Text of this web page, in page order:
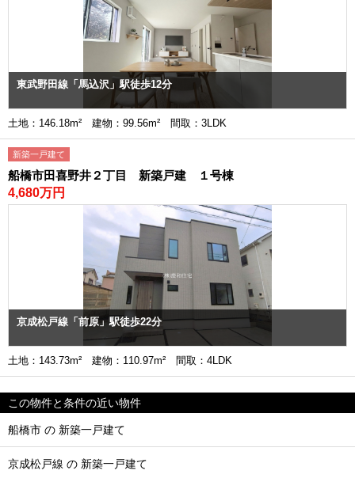
東武野田線「馬込沢」駅徒歩12分
土地：146.18m² 建物：99.56m² 間取：3LDK
新築一戸建て
船橋市田喜野井２丁目 新築戸建 １号棟
4,680万円
京成松戸線「前原」駅徒歩22分
土地：143.73m² 建物：110.97m² 間取：4LDK
この物件と条件の近い物件
船橋市 の 新築一戸建て
京成松戸線 の 新築一戸建て